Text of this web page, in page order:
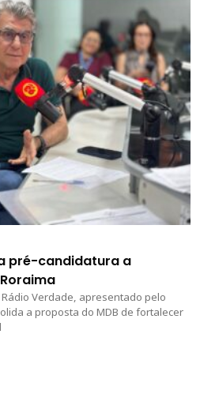
pré-candidatura a
Verdade, apresentado pelo
a proposta do MDB de fortalecer